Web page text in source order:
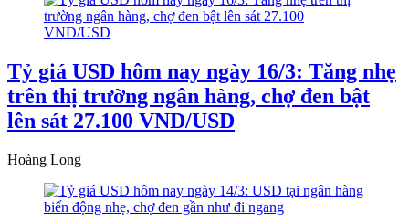
Tỷ giá USD hôm nay ngày 16/3: Tăng nhẹ
trên thị trường ngân hàng, chợ đen bật
lên sát 27.100 VND/USD
Hoàng Long